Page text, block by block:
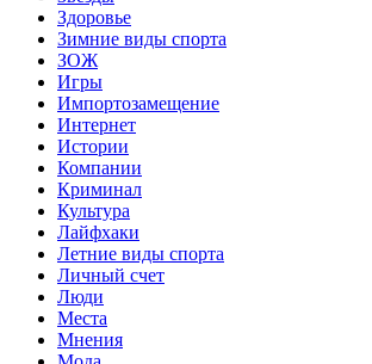
Здоровье
Зимние виды спорта
ЗОЖ
Игры
Импортозамещение
Интернет
Истории
Компании
Криминал
Культура
Лайфхаки
Летние виды спорта
Личный счет
Люди
Места
Мнения